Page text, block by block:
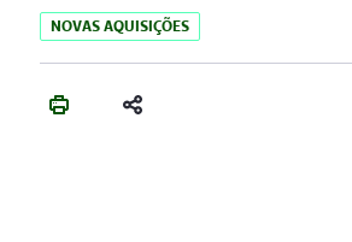
NOVAS AQUISIÇÕES